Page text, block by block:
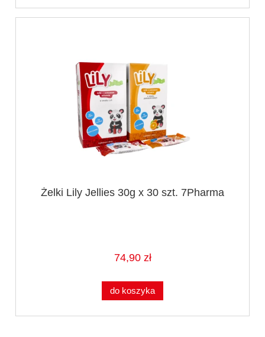
Żelki Lily Jellies 30g x 30 szt. 7Pharma
74,90 zł
do koszyka